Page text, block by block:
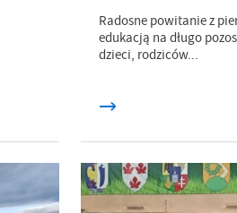
Radosne powitanie z
edukacją na długo
dzieci, rodziców...